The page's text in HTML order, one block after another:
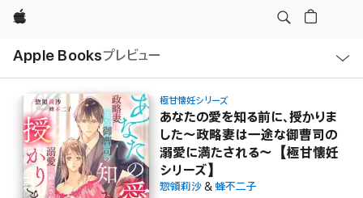
Apple
Apple Booksプレビュー
ル
極甘懐妊シリーズ
あなたの愛を知る前に、授かりま
した～政略妻は一途な御曹司の
溺愛に満たされる～【極甘懐妊
シリーズ】
惣領莉沙&蜂不二子